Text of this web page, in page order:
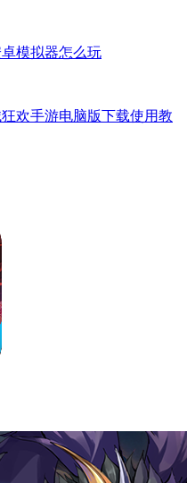
卓模拟器怎么玩
欢手游电脑版下载使用教